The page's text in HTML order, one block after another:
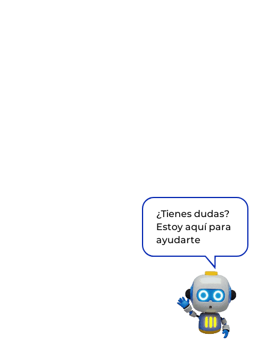
¿Tienes dudas?
Estoy aquí para
ayudarte